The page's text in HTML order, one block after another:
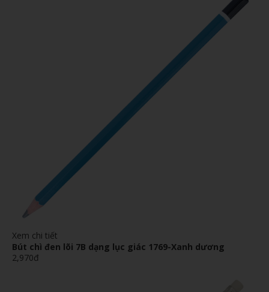
Xem chi tiết
Bút chì đen lõi 7B dạng lục giác 1769-Xanh dương
2,970đ